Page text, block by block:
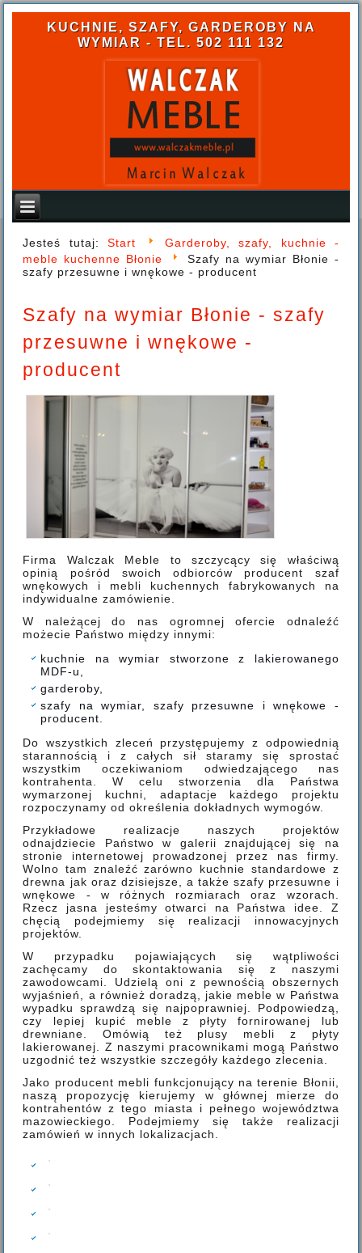
KUCHNIE, SZAFY, GARDEROBY NA
WYMIAR - TEL. 502 111 132
Jesteś tutaj: Start
Garderoby, szafy, kuchnie -
meble kuchenne Błonie
Szafy na wymiar Błonie -
szafy przesuwne i wnękowe - producent
Szafy na wymiar Błonie - szafy
przesuwne i wnękowe -
producent
Firma Walczak Meble to szczycący się właściwą
opinią pośród swoich odbiorców producent szaf
wnękowych i mebli kuchennych fabrykowanych na
indywidualne zamówienie.
W należącej do nas ogromnej ofercie odnaleźć
możecie Państwo między innymi:
kuchnie na wymiar stworzone z lakierowanego
MDF-u,
garderoby,
szafy na wymiar, szafy przesuwne i wnękowe -
producent.
Do wszystkich zleceń przystępujemy z odpowiednią
starannością i z całych sił staramy się sprostać
wszystkim oczekiwaniom odwiedzającego nas
kontrahenta. W celu stworzenia dla Państwa
wymarzonej kuchni, adaptacje każdego projektu
rozpoczynamy od określenia dokładnych wymogów.
Przykładowe realizacje naszych projektów
odnajdziecie Państwo w galerii znajdującej się na
stronie internetowej prowadzonej przez nas firmy.
Wolno tam znaleźć zarówno kuchnie standardowe z
drewna jak oraz dzisiejsze, a także szafy przesuwne i
wnękowe - w różnych rozmiarach oraz wzorach.
Rzecz jasna jesteśmy otwarci na Państwa idee. Z
chęcią podejmiemy się realizacji innowacyjnych
projektów.
W przypadku pojawiających się wątpliwości
zachęcamy do skontaktowania się z naszymi
zawodowcami. Udzielą oni z pewnością obszernych
wyjaśnień, a również doradzą, jakie meble w Państwa
wypadku sprawdzą się najpoprawniej. Podpowiedzą,
czy lepiej kupić meble z płyty fornirowanej lub
drewniane. Omówią też plusy mebli z płyty
lakierowanej. Z naszymi pracownikami mogą Państwo
uzgodnić też wszystkie szczegóły każdego zlecenia.
Jako producent mebli funkcjonujący na terenie Błonii,
naszą propozycję kierujemy w głównej mierze do
kontrahentów z tego miasta i pełnego województwa
mazowieckiego. Podejmiemy się także realizacji
zamówień w innych lokalizacjach.